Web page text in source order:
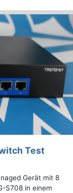
Test
Gerät mit 8
S708 in einem